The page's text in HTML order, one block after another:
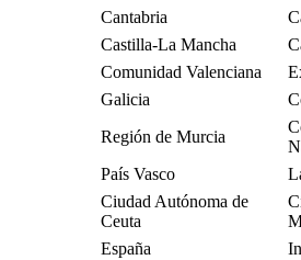
Cantabria
Castilla-La Mancha
Comunidad Valenciana
Galicia
Región de Murcia
País Vasco
Ciudad Autónoma de
Ceuta
España